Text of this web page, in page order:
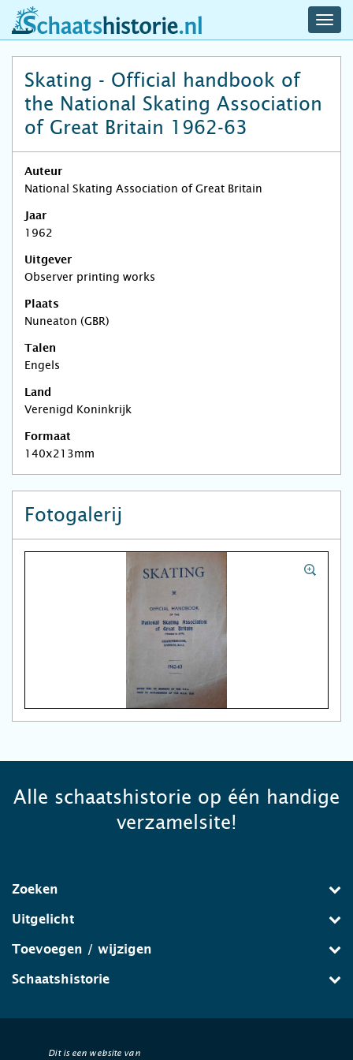
schaatshistorie.nl
Skating - Official handbook of
the National Skating Association
of Great Britain 1962-63
Auteur
National Skating Association of Great Britain
Jaar
1962
Uitgever
Observer printing works
Plaats
Nuneaton (GBR)
Talen
Engels
Land
Verenigd Koninkrijk
Formaat
140x213mm
Fotogalerij
Alle schaatshistorie op één handige
verzamelsite!
Zoeken
Uitgelicht
Toevoegen / wijzigen
Schaatshistorie
Dit is een website van